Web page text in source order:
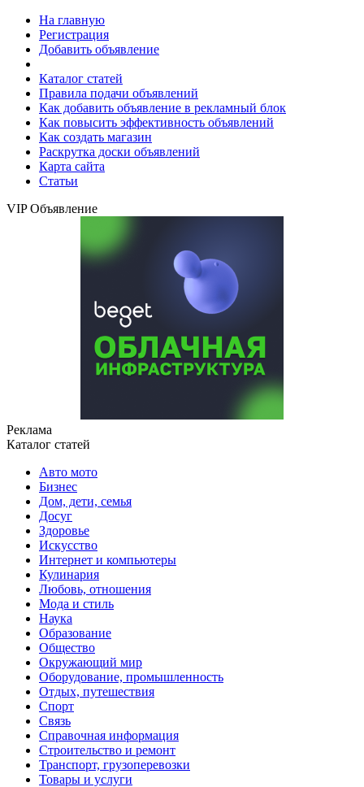
На главную
Регистрация
Добавить объявление
Каталог статей
Правила подачи объявлений
Как добавить объявление в рекламный блок
Как повысить эффективность объявлений
Как создать магазин
Раскрутка доски объявлений
Карта сайта
Статьи
VIP Объявление
Реклама
Каталог статей
Авто мото
Бизнес
Дом, дети, семья
Досуг
Здоровье
Искусство
Интернет и компьютеры
Кулинария
Любовь, отношения
Мода и стиль
Наука
Образование
Общество
Окружающий мир
Оборудование, промышленность
Отдых, путешествия
Спорт
Связь
Справочная информация
Строительство и ремонт
Транспорт, грузоперевозки
Товары и услуги